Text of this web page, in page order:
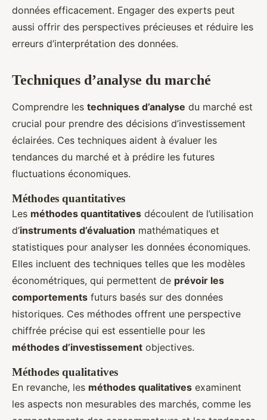
données efficacement. Engager des experts peut
aussi offrir des perspectives précieuses et réduire les
erreurs d’interprétation des données.
Techniques d’analyse du marché
Comprendre les techniques d’analyse du marché est
crucial pour prendre des décisions d’investissement
éclairées. Ces techniques aident à évaluer les
tendances du marché et à prédire les futures
fluctuations économiques.
Méthodes quantitatives
Les méthodes quantitatives découlent de l’utilisation
d’instruments d’évaluation mathématiques et
statistiques pour analyser les données économiques.
Elles incluent des techniques telles que les modèles
économétriques, qui permettent de prévoir les
comportements futurs basés sur des données
historiques. Ces méthodes offrent une perspective
chiffrée précise qui est essentielle pour les
méthodes d’investissement objectives.
Méthodes qualitatives
En revanche, les méthodes qualitatives examinent
les aspects non mesurables des marchés, comme les